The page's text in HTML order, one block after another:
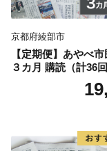
市内には、高砂
宮・十輪寺など
内各神社の秋祭
光地にもなって
進しています。
京都府綾部市
【定期便】あやべ
３カ月 購読（計36
情報誌 定期購読 綾
式会社あやべ市民